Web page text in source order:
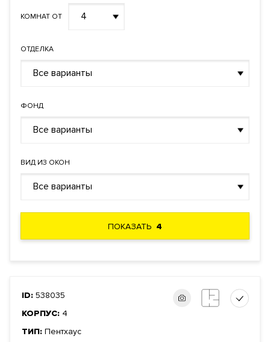
КОМНАТ ОТ 4
ОТДЕЛКА
Все варианты
ФОНД
Все варианты
ВИД ИЗ ОКОН
Все варианты
ПОКАЗАТЬ 4
ID: 538035
КОРПУС: 4
ТИП: Пентхаус